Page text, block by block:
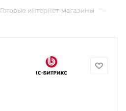
Готовые интернет-магазины —